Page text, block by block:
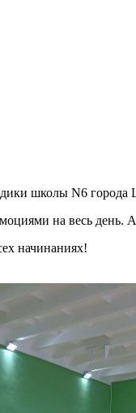
школы N6 города
на весь день.
начинаниях!